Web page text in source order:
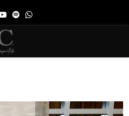
Youtube
SpotifyWhatsapp